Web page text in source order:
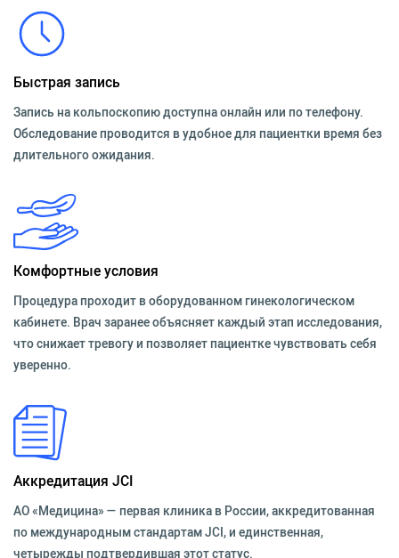
Быстрая запись
Запись на кольпоскопию доступна онлайн или по телефону.
Обследование проводится в удобное для пациентки время без
длительного ожидания.
Комфортные условия
Процедура проходит в оборудованном гинекологическом
кабинете. Врач заранее объясняет каждый этап исследования,
что снижает тревогу и позволяет пациентке чувствовать себя
уверенно.
Аккредитация JCI
АО «Медицина» — первая клиника в России, аккредитованная
по международным стандартам JCI, и единственная,
четырежды подтвердившая этот статус.